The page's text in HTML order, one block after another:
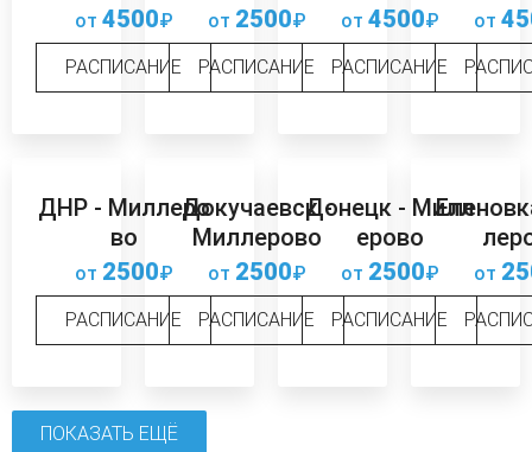
от 4500₽
РАСПИСАНИЕ
от 2500₽
РАСПИСАНИЕ
от 4500₽
РАСПИСАНИЕ
от
ДНР - Миллеро
во
от 2500₽
РАСПИСАНИЕ
Докучаевск -
Миллерово
от 2500₽
РАСПИСАНИЕ
Донецк - Милл
ерово
от 2500₽
РАСПИСАНИЕ
от
ПОКАЗАТЬ ЕЩЁ